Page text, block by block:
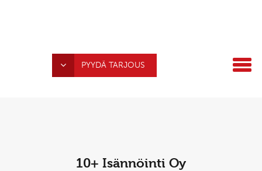
PYYDÄ TARJOUS
10+ Isännöinti Oy